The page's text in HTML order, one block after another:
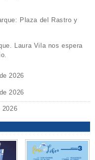
Plaza del Rastro y
Laura Vila nos espera
2026
2026
2026